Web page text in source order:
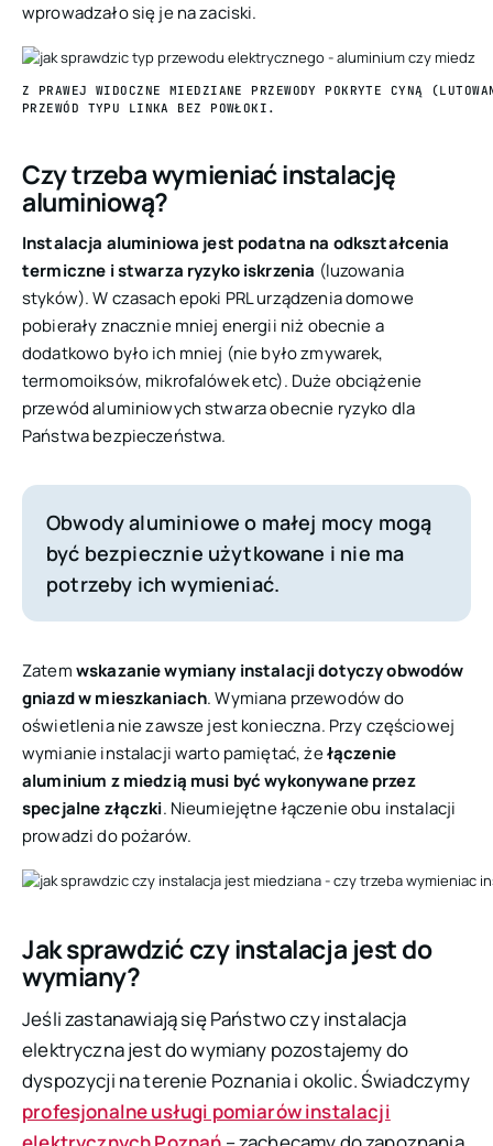
wprowadzało się je na zaciski.
Z PRAWEJ WIDOCZNE MIEDZIANE PRZEWODY POKRYTE CYNĄ
PRZEWÓD TYPU LINKA BEZ POWŁOKI.
Czy trzeba wymieniać instalację
aluminiową?
Instalacja aluminiowa jest podatna na odkształcenia
termiczne i stwarza ryzyko iskrzenia (luzowania
styków). W czasach epoki PRL urządzenia domowe
pobierały znacznie mniej energii niż obecnie a
dodatkowo było ich mniej (nie było zmywarek,
termomoiksów, mikrofalówek etc). Duże obciążenie
przewód aluminiowych stwarza obecnie ryzyko dla
Państwa bezpieczeństwa.
Obwody aluminiowe o małej mocy mogą
być bezpiecznie użytkowane i nie ma
potrzeby ich wymieniać.
Zatemwskazanie wymiany instalacji dotyczy obwodów
gniazd w mieszkaniach. Wymiana przewodów do
oświetlenia nie zawsze jest konieczna. Przy częściowej
wymianie instalacji warto pamiętać, żełączenie
aluminium z miedzią musi być wykonywane przez
specjalne złączki. Nieumiejętne łączenie obu instalacji
prowadzi do pożarów.
Jak sprawdzić czy instalacja jest do
wymiany?
Jeśli zastanawiają się Państwo czy instalacja
elektryczna jest do wymiany pozostajemy do
dyspozycji na terenie Poznania i okolic. Świadczymy
profesjonalne usługi pomiarów instalacji